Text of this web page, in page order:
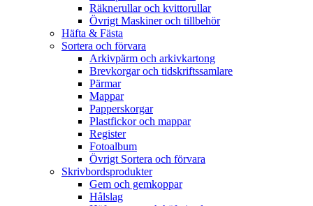
Räknerullar och kvittorullar
Övrigt Maskiner och tillbehör
Häfta & Fästa
Sortera och förvara
Arkivpärm och arkivkartong
Brevkorgar och tidskriftssamlare
Pärmar
Mappar
Papperskorgar
Plastfickor och mappar
Register
Fotoalbum
Övrigt Sortera och förvara
Skrivbordsprodukter
Gem och gemkoppar
Hålslag